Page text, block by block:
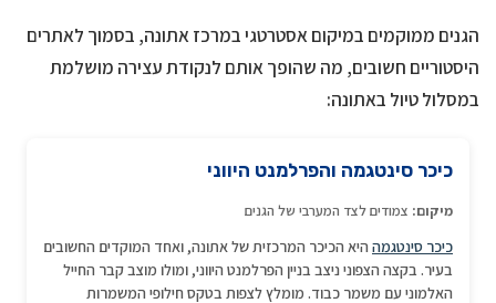
הגנים ממוקמים במיקום אסטרטגי במרכז אתונה, בסמוך לאתרים
היסטוריים חשובים, מה שהופך אותם לנקודת עצירה מושלמת
במסלול טיול באתונה:
כיכר סינטגמה והפרלמנט היווני
מיקום: צמודים לצד המערבי של הגנים
כיכר סינטגמההיא הכיכר המרכזית של אתונה, ואחד המוקדים החשובים
בעיר. בקצה הצפוני ניצב בניין הפרלמנט היווני, ומולו מוצב קבר החייל
האלמוני עם משמר כבוד. מומלץ לצפות בטקס חילופי המשמרות